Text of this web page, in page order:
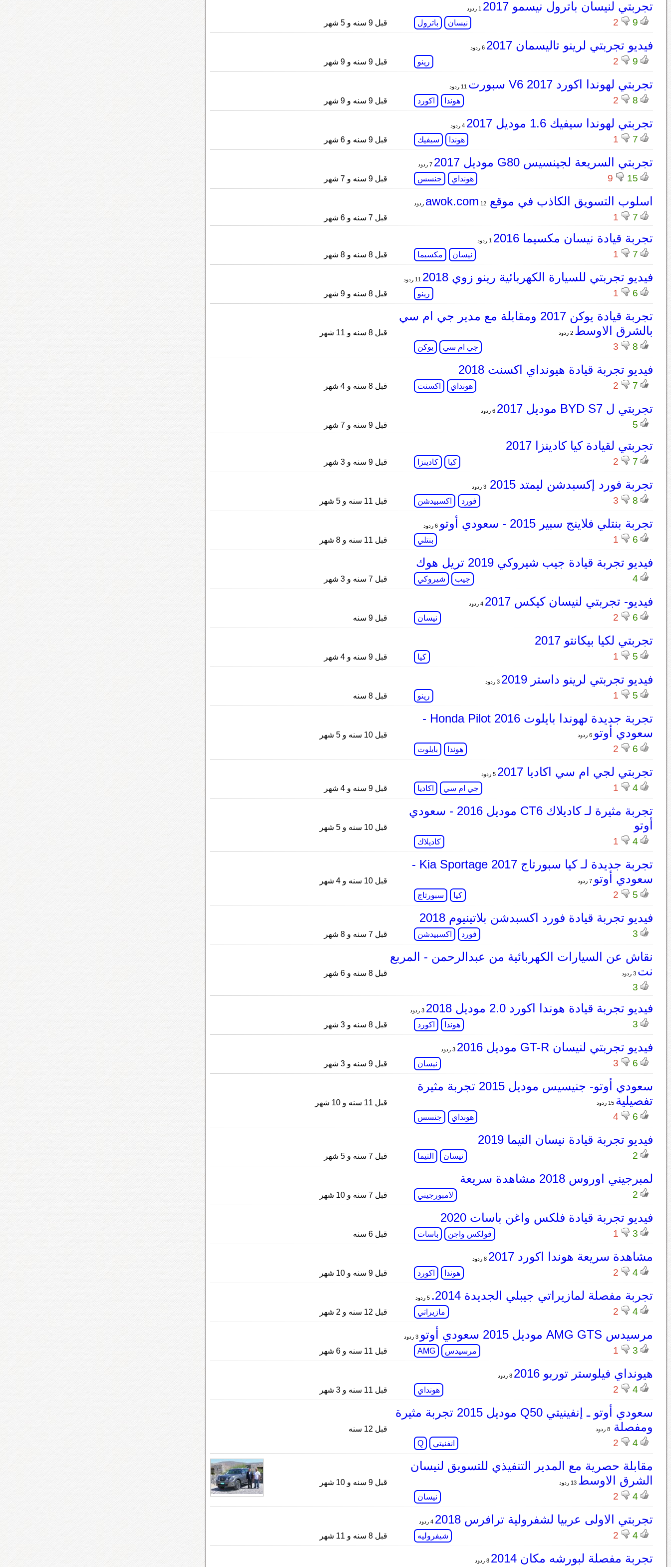
تجربتي لنيسان باترول نيسمو 2017
9
2 نيسان باترول قبل 9 سنه و 5 شهر
فيديو تجربتي لرينو تاليسمان 2017 6 ردود
9
2 رينو قبل 9 سنه و 9 شهر
تجربتي لهوندا اكورد V6 2017 سبورت
8
2 هوندا اكورد قبل 9 سنه و 9 شهر
تجربتي لهوندا سيفيك 1.6 موديل 2017 4 ردود
7
1 هوندا سيفيك قبل 9 سنه و 6 شهر
تجربتي السريعة لجينسيس G80 موديل 2017 7 ردود
15
9 هونداي جنسس قبل 9 سنه و 7 شهر
اسلوب التسويق الكاذب في موقع awok.com12 ردود
7
1 قبل 7 سنه و 6 شهر
تجربة قيادة نيسان مكسيما 2016
7
1 نيسان مكسيما قبل 8 سنه و 8 شهر
فيديو تجربتي للسيارة الكهربائية رينو زوي 2018
6
1 رينو قبل 8 سنه و 9 شهر
تجربة قيادة يوكن 2017 ومقابلة مع مدير جي ام سي
بالشرق الاوسط 2 ردود
8
3 جي ام سي يوكن
قبل 8 سنه و 11 شهر
فيديو تجربة قيادة هيونداي اكسنت 2018
7
2 هونداي اكسنت قبل 8 سنه و 4 شهر
تجربتي ل BYD S7 موديل 2017 6 ردود
5 قبل 9 سنه و 7 شهر
تجربتي لقيادة كيا كادينزا 2017
7
2 كيا كادينزا قبل 9 سنه و 3 شهر
تجربة فورد إكسبدشن ليمتد 2015 3 ردود
8
3 فورد اكسبيدشن قبل 11 سنه و 5 شهر
تجربة بنتلي فلاينج سبير 2015 - سعودي أوتو 6 ردود
6
1 بنتلي قبل 11 سنه و 8 شهر
فيديو تجربة قيادة جيب شيروكي 2019 تريل هوك
4 جيب شيروكي قبل 7 سنه و 3 شهر
فيديو- تجربتي لنيسان كيكس 2017 4 ردود
6
2 نيسان قبل 9 سنه
تجربتي لكيا بيكانتو 2017
5
1 كيا قبل 9 سنه و 4 شهر
فيديو تجربتي لرينو داستر 2019 3 ردود
5
1 رينو قبل 8 سنه
تجربة جديدة لهوندا بايلوت 2016 Honda Pilot -
سعودي أوتو 6 ردود
6
2 هوندا بايلوت
قبل 10 سنه و 5 شهر
تجربتي لجي ام سي اكاديا 2017 5 ردود
4
1 جي ام سي اكاديا قبل 9 سنه و 4 شهر
تجربة مثيرة لـ كاديلاك CT6 موديل 2016 - سعودي
أوتو
4
1 كاديلاك
قبل 10 سنه و 5 شهر
تجربة جديدة لـ كيا سبورتاج 2017 Kia Sportage -
سعودي أوتو 7 ردود
5
2 كيا سبورتاج
قبل 10 سنه و 4 شهر
فيديو تجربة قيادة فورد اكسبدشن بلاتينيوم 2018
3 فورد اكسبيدشن قبل 7 سنه و 8 شهر
نقاش عن السيارات الكهربائية من عبدالرحمن - المربع
نت 3 ردود
3
قبل 8 سنه و 6 شهر
فيديو تجربة قيادة هوندا اكورد 2.0 موديل 2018 3 ردود
3 هوندا اكورد قبل 8 سنه و 3 شهر
فيديو تجربتي لنيسان GT-R موديل 2016 3 ردود
6
3 نيسان قبل 9 سنه و 3 شهر
سعودي أوتو- جنيسيس موديل 2015 تجربة مثيرة
تفصيلية 15 ردود
6
4 هونداي جنسس
قبل 11 سنه و 10 شهر
فيديو تجربة قيادة نيسان التيما 2019
2 نيسان التيما قبل 7 سنه و 5 شهر
لمبرجيني اوروس 2018 مشاهدة سريعة
2 لامبورجيني قبل 7 سنه و 10 شهر
فيديو تجربة قيادة فلكس واغن باسات 2020
3
1 فولكس واجن باسات قبل 6 سنه
مشاهدة سريعة هوندا اكورد 2017 8 ردود
4
2 هوندا اكورد قبل 9 سنه و 10 شهر
تجربة مفصلة لمازيراتي جيبلي الجديدة 2014. 5 ردود
4
2 مازيراتي قبل 12 سنه و 2 شهر
مرسيدس AMG GTS موديل 2015 سعودي أوتو 3 ردود
3
1 مرسيدس AMG قبل 11 سنه و 6 شهر
هيونداي فيلوستر توربو 2016 8 ردود
4
2 هونداي قبل 11 سنه و 3 شهر
سعودي أوتو ـ إنفينيتي Q50 موديل 2015 تجربة مثيرة
ومفصلة8 ردود
4
2 انفنيتي Q
قبل 12 سنه
مقابلة حصرية مع المدير التنفيذي للتسويق لنيسان
الشرق الاوسط 13 ردود
4
2 نيسان
قبل 9 سنه و 10 شهر
تجربتي الاولى عربيا لشفرولية ترافرس 2018 4 ردود
4
2 شيفروليه قبل 8 سنه و 11 شهر
تجربة مفصلة لبورشه مكان 2014 8 ردود